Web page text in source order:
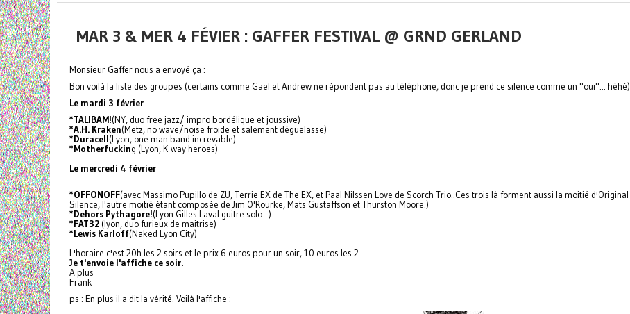
MAR 3 & MER 4 FÉVIER : GAFFER FESTIVAL @ GRND GERLAND
Monsieur Gaffer nous a envoyé ça :
Bon voilà la liste des groupes (certains comme Gael et Andrew ne répondent pas au téléphone, donc je prend ce silence comme un "oui"... héhé)
Le mardi 3 février
*TALIBAM!(NY, duo free jazz/ impro bordélique et joussive)
*A.H. Kraken(Metz, no wave/noise froide et salement déguelasse)
*Duracell(Lyon, one man band increvable)
*Motherfucking (Lyon, K-way heroes)
Le mercredi 4 février
*OFFONOFF(avec Massimo Pupillo de ZU, Terrie EX de The EX, et Paal Nilssen Love de Scorch Trio..Ces trois là forment aussi la moitié d'Original
Silence, l'autre moitié étant composée de Jim O'Rourke, Mats Gustaffson et Thurston Moore.)
*Dehors Pythagore!(Lyon Gilles Laval guitre solo...)
*FAT32 (lyon, duo furieux de maitrise)
*Lewis Karloff(Naked Lyon City)
L'horaire c'est 20h les 2 soirs et le prix 6 euros pour un soir, 10 euros les 2.
Je t'envoie l'affiche ce soir.
A plus
Frank
ps : En plus il a dit la vérité. Voilà l'affiche :